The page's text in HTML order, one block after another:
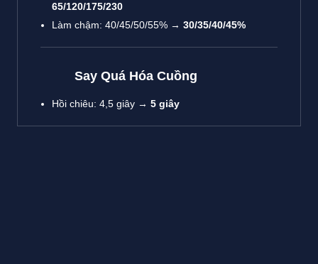
65/120/175/230
Làm chậm: 40/45/50/55% → 30/35/40/45%
Say Quá Hóa Cuồng
Hồi chiêu: 4,5 giây → 5 giây